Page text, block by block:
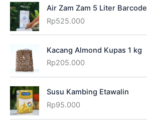
Air Zam Zam 5 Liter Barcode
Rp525.000
Kacang Almond Kupas 1 kg
Rp205.000
Susu Kambing Etawalin
Rp95.000